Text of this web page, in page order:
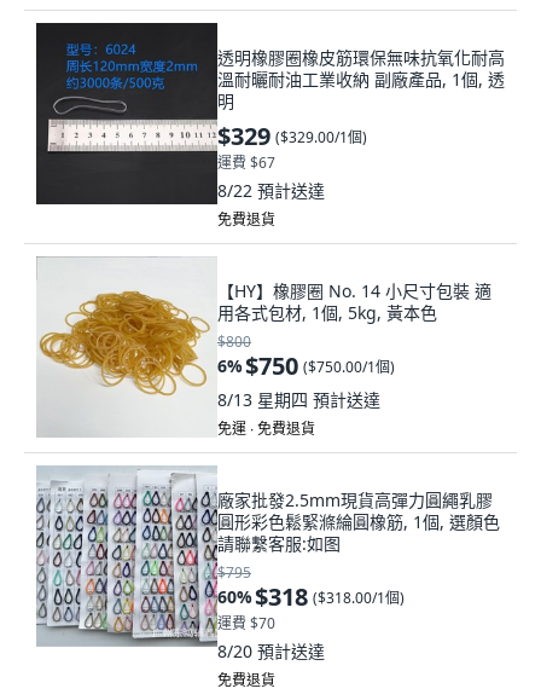
透明橡膠圈橡皮筋環保無味抗氧化耐高
溫耐曬耐油工業收納 副廠產品, 1個, 透
明
$329 ($329.00/1個)
運費 $67
8/22 預計送達
免費退貨
【HY】橡膠圈 No. 14 小尺寸包裝 適
用各式包材, 1個, 5kg, 黃本色
$800
6%$750 ($750.00/1個)
8/13 星期四 預計送達
免運 ∙ 免費退貨
廠家批發2.5mm現貨高彈力圓繩乳膠
圓形彩色鬆緊滌綸圓橡筋, 1個, 選顏色
請聯繫客服:如图
$795
60%$318 ($318.00/1個)
運費 $70
8/20 預計送達
免費退貨